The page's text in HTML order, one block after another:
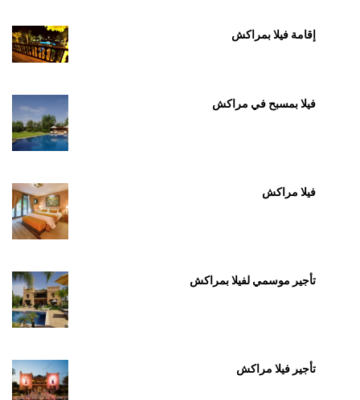
إقامة فيلا بمراكش
فيلا بمسبح في مراكش
فيلا مراكش
تأجير موسمي لفيلا بمراكش
تأجير فيلا مراكش